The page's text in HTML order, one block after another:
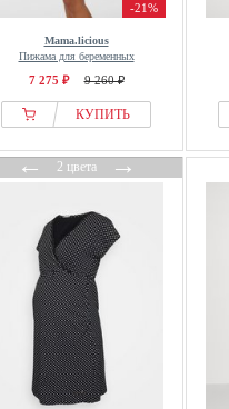
-21%
Mama.licious
Пижама для беременных
7 275 ₽ 9 260 ₽
КУПИТЬ
←2 цвета→